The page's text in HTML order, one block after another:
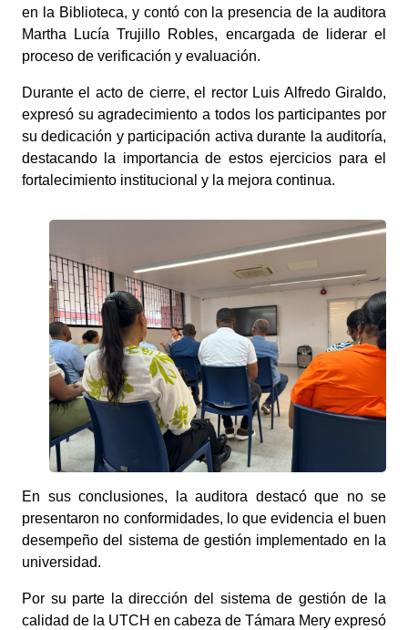
en la Biblioteca, y contó con la presencia de la auditora
Martha Lucía Trujillo Robles, encargada de liderar el
proceso de verificación y evaluación.
Durante el acto de cierre, el rector Luis Alfredo Giraldo,
expresó su agradecimiento a todos los participantes por
su dedicación y participación activa durante la auditoría,
destacando la importancia de estos ejercicios para el
fortalecimiento institucional y la mejora continua.
En sus conclusiones, la auditora destacó que no se
presentaron no conformidades, lo que evidencia el buen
desempeño del sistema de gestión implementado en la
universidad.
Por su parte la dirección del sistema de gestión de la
calidad de la UTCH en cabeza de Támara Mery expresó